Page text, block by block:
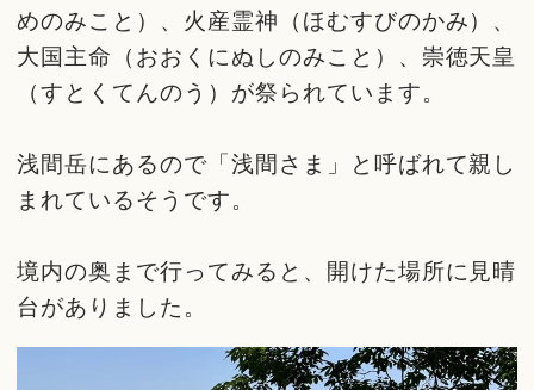
めのみこと）、火産霊神（ほむすびのかみ）、
大国主命（おおくにぬしのみこと）、崇徳天皇
（すとくてんのう）が祭られています。
浅間岳にあるので「浅間さま」と呼ばれて親し
まれているそうです。
境内の奥まで行ってみると、開けた場所に見晴
台がありました。